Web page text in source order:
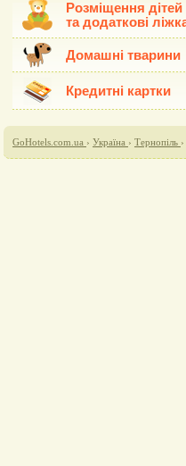
Розміщення дітей
та додаткові
Домашні тварини
Кредитні картки
GoHotels.com.ua › Україна › Тернопіль ›